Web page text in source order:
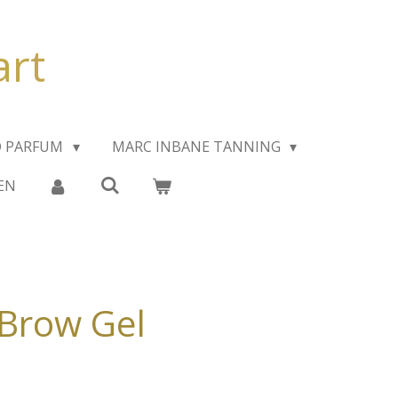
PARFUM
MARC INBANE TANNING
Gel